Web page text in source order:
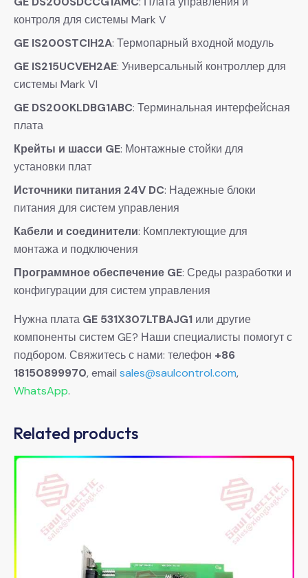
контроля для системы Mark V
GE IS200STCIH2A: Термопарный входной модуль
GE IS215UCVEH2AE: Универсальный контроллер для
системы Mark VI
GE DS200KLDBG1ABC: Терминальная интерфейсная
плата
Крейты и шасси GE: Монтажные стойки для
установки плат
Источники питания 24V DC: Надежные блоки
питания для систем управления
Кабели и соединители: Комплектующие для
монтажа и подключения
Программное обеспечение GE: Среды разработки и
конфигурации для систем управления
Нужна плата GE 531X307LTBAJG1 или другие
компоненты систем GE? Наши специалисты помогут с
подбором. Свяжитесь с нами: телефон +86
18150899970, email sales@saulcontrol.com,
WhatsApp.
Related products